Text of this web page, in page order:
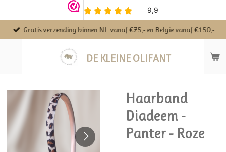
direct
naar
hoofdinhoud
DE KLEINE OLIFANT
Gratis verzending binnen NL vanaf €75,- en Belgie vanaf €150,-
Haarband
Diadeem -
Panter - Roze